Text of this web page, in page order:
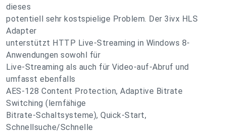
dieses
potentiell sehr kostspielige Problem. Der 3ivx HLS
Adapter
unterstützt HTTP Live-Streaming in Windows 8-
Anwendungen sowohl für
Live-Streaming als auch für Video-auf-Abruf und
umfasst ebenfalls
AES-128 Content Protection, Adaptive Bitrate
Switching (lernfähige
Bitrate-Schaltsysteme), Quick-Start,
Schnellsuche/Schnelle